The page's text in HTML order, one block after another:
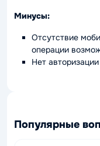
Минусы:
Отсутствие
операции
Нет
Популярные